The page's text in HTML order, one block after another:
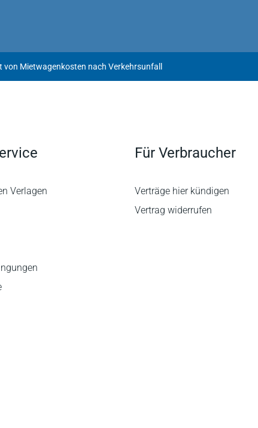
Mietwagenkosten nach Verkehrsunfall
Verlagen
Für Verbraucher
Verträge hier kündigen
Vertrag widerrufen